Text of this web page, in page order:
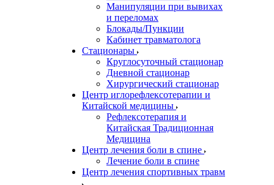
Манипуляции при вывихах
и переломах
Блокады/Пункции
Кабинет травматолога
Стационары
Круглосуточный стационар
Дневной стационар
Хирургический стационар
Центр иглорефлексотерапии и
Китайской медицины
Рефлексотерапия и
Китайская Традиционная
Медицина
Центр лечения боли в спине
Лечение боли в спине
Центр лечения спортивных травм